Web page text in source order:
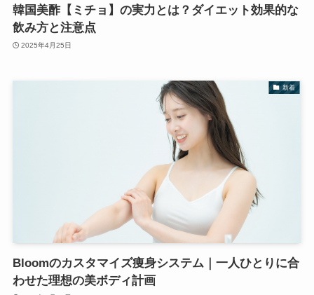
韓国美酢【ミチョ】の実力とは？ダイエット効果的な
飲み方と注意点
2025年4月25日
新着
Bloomのカスタマイズ痩身システム｜一人ひとりに合
わせた理想の美ボディ計画